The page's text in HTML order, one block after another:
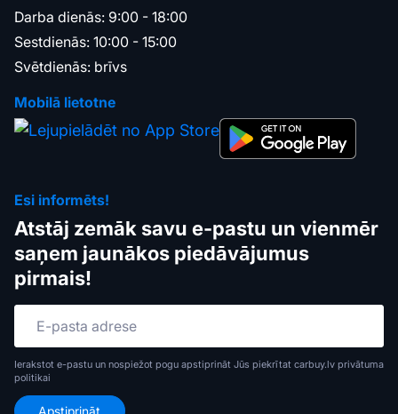
Darba dienās: 9:00 - 18:00
Sestdienās: 10:00 - 15:00
Svētdienās: brīvs
Mobilā lietotne
Esi informēts!
Atstāj zemāk savu e-pastu un vienmēr
saņem jaunākos piedāvājumus
pirmais!
Ierakstot e-pastu un nospiežot pogu apstiprināt Jūs piekrītat carbuy.lv privātuma
politikai